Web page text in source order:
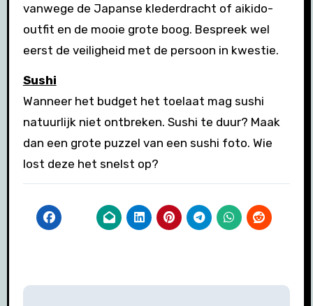
vanwege de Japanse klederdracht of aikido-
outfit en de mooie grote boog. Bespreek wel
eerst de veiligheid met de persoon in kwestie.
Sushi
Wanneer het budget het toelaat mag sushi
natuurlijk niet ontbreken. Sushi te duur? Maak
dan een grote puzzel van een sushi foto. Wie
lost deze het snelst op?